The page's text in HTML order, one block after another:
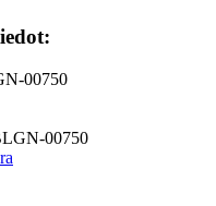
00750
00750